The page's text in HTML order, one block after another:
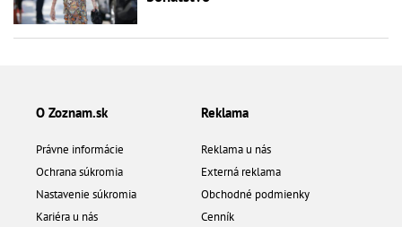
O Zoznam.sk
Právne informácie
Ochrana súkromia
Nastavenie súkromia
Kariéra u nás
Reklama
Reklama u nás
Externá reklama
Obchodné podmienky
Cenník